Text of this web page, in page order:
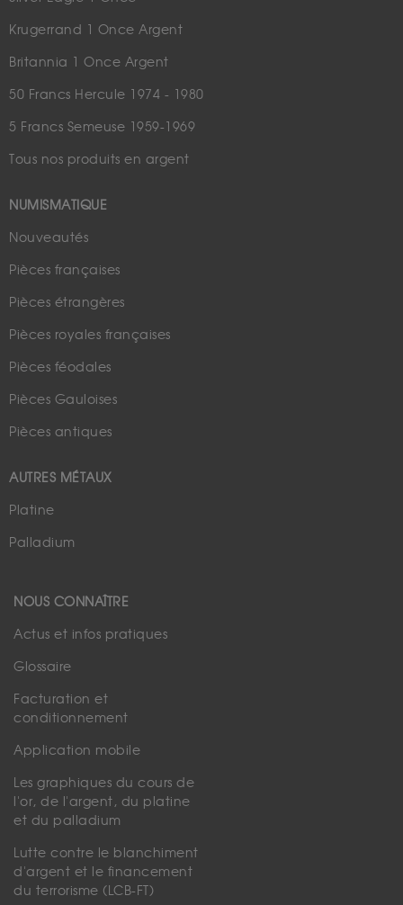
Krugerrand 1 Once Argent
Britannia 1 Once Argent
50 Francs Hercule 1974 - 1980
5 Francs Semeuse 1959-1969
Tous nos produits en argent
NUMISMATIQUE
Nouveautés
Pièces françaises
Pièces étrangères
Pièces royales françaises
Pièces féodales
Pièces Gauloises
Pièces antiques
AUTRES MÉTAUX
Platine
Palladium
NOUS CONNAÎTRE
Actus et infos pratiques
Glossaire
Facturation et
conditionnement
Application mobile
Les graphiques du cours de
l'or, de l'argent, du platine
et du palladium
Lutte contre le blanchiment
d'argent et le financement
du terrorisme (LCB-FT)